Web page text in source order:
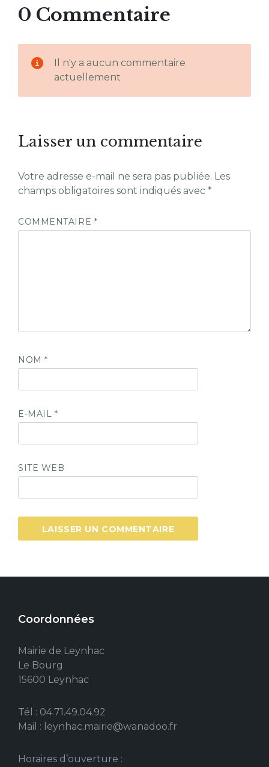
0 Commentaire
Il n'y a aucun commentaire
actuellement
Laisser un commentaire
Votre adresse e-mail ne sera pas publiée. Les
champs obligatoires sont indiqués avec *
COMMENTAIRE *
NOM*
E-MAIL *
SITE WEB
Coordonnées
Mairie de Leynhac
Le Bourg
15600 Leynhac
Tél : 04.71.49.04.92
Mail : leynhac.mairie@wanadoo.fr
Horaires d’ouverture :